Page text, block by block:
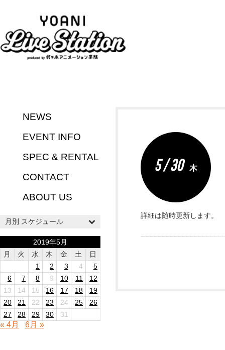
NEWS
EVENT INFO
SPEC & RENTAL
CONTACT
ABOUT US
月別 スケジュール
2019年5月
月
火 水 木 金 土
日
1
2 3 4
5
6
7 8 9 10 11
12
13
14 15 16 17 18
19
20
21 22 23 24 25
26
27
28 29 30 31
« 4月 6月 »
5 / 30 木
詳細は随時更新します。